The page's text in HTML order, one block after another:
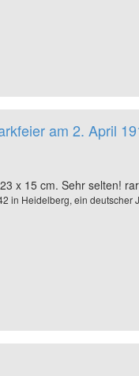
am 2. April
x 15 cm. Sehr selten!
in Heidelberg, ein deutscher